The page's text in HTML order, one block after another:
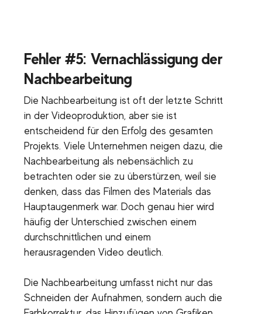
Fehler #5: Vernachlässigung der
Nachbearbeitung
Die Nachbearbeitung ist oft der letzte Schritt
in der Videoproduktion, aber sie ist
entscheidend für den Erfolg des gesamten
Projekts. Viele Unternehmen neigen dazu, die
Nachbearbeitung als nebensächlich zu
betrachten oder sie zu überstürzen, weil sie
denken, dass das Filmen des Materials das
Hauptaugenmerk war. Doch genau hier wird
häufig der Unterschied zwischen einem
durchschnittlichen und einem
herausragenden Video deutlich.
Die Nachbearbeitung umfasst nicht nur das
Schneiden der Aufnahmen, sondern auch die